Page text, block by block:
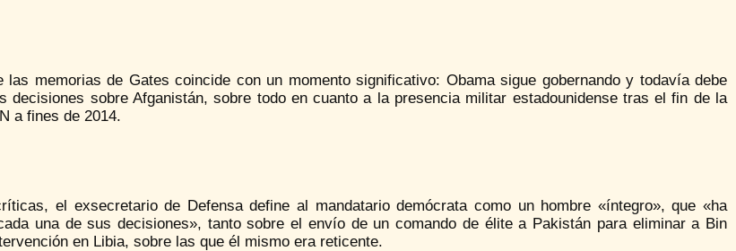
las memorias de Gates coincide con un momento significativo: Obama sigue gobernando y todavía debe
decisiones sobre Afganistán, sobre todo en cuanto a la presencia militar estadounidense tras el fin de la
a fines de 2014.
el exsecretario de Defensa define al mandatario demócrata como un hombre «íntegro», que «ha
una de sus decisiones», tanto sobre el envío de un comando de élite a Pakistán para eliminar a Bin
en Libia, sobre las que él mismo era reticente.